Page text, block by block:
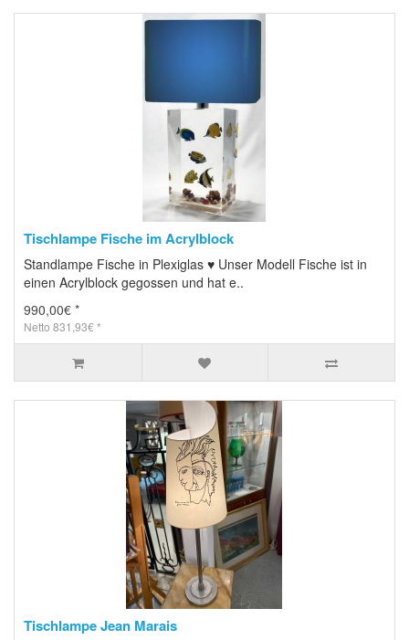
Tischlampe Fische im Acrylblock
Standlampe Fische in Plexiglas ♥ Unser Modell Fische ist in
einen Acrylblock gegossen und hat e..
990,00€ *
Netto 831,93€ *
Tischlampe Jean Marais